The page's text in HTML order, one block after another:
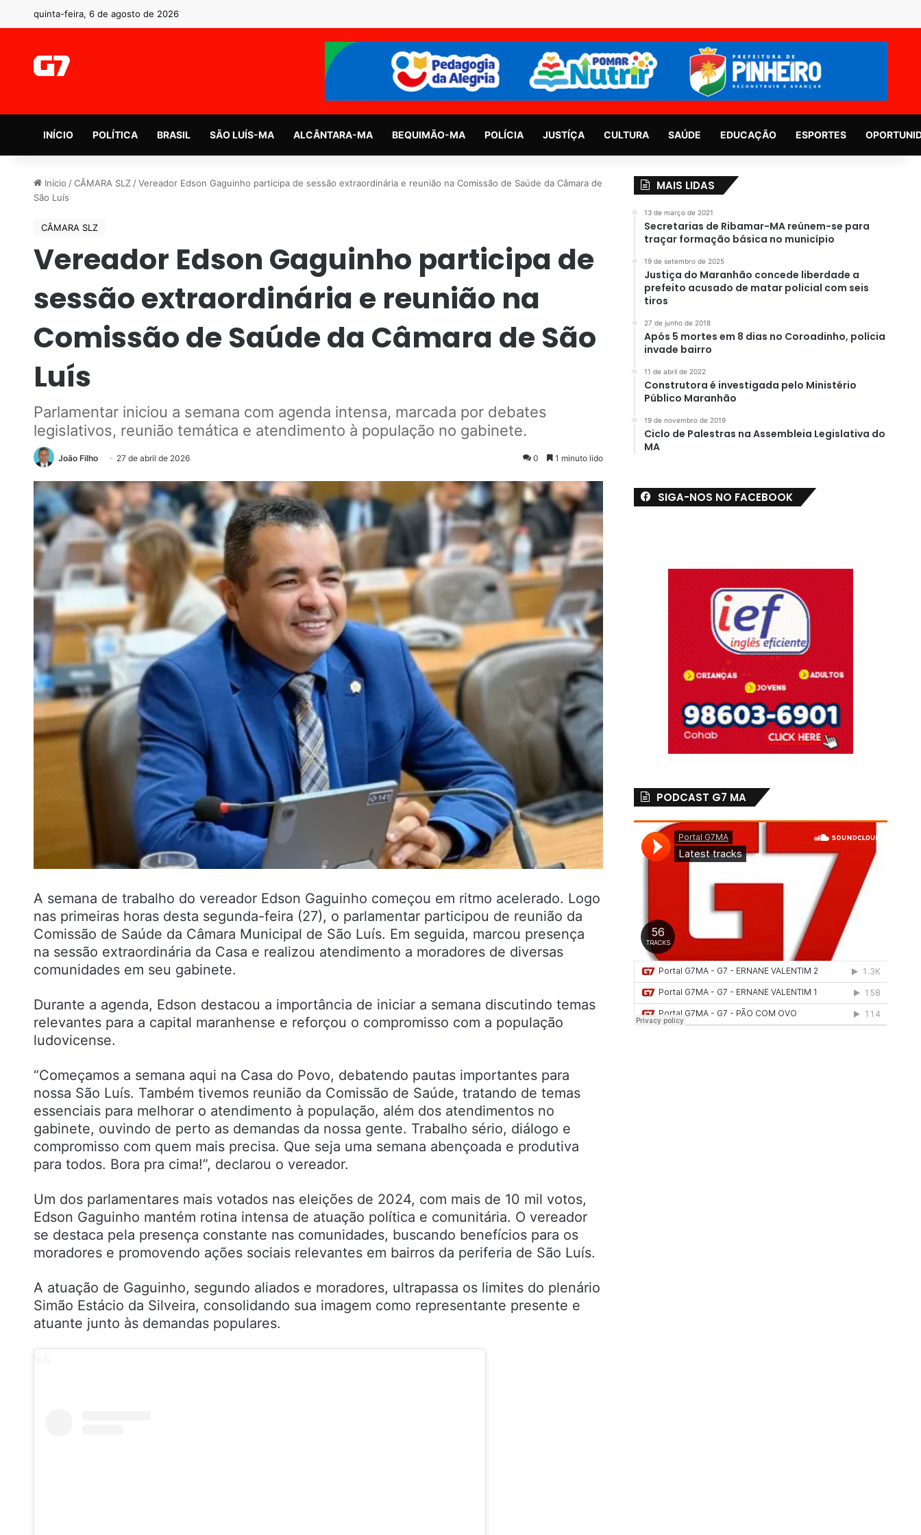
quinta-feira, 6 de agosto de 2026
INÍCIO POLÍTICA BRASIL SÃO LUÍS-MA ALCÂNTARA-MA BEQUIMÃO-MA POLÍCIA JUSTÍÇA CULTURA SAÚDE EDUCAÇÃO ESPORTES
Início / CÂMARA SLZ / Vereador Edson Gaguinho participa de sessão extraordinária e reunião na Comissão de Saúde da Câmara de
São Luís
CÂMARA SLZ
Vereador Edson Gaguinho participa de
sessão extraordinária e reunião na
Comissão de Saúde da Câmara de São
Luís
Parlamentar iniciou a semana com agenda intensa, marcada por debates
legislativos, reunião temática e atendimento à população no gabinete.
João Filho 27 de abril de 2026 0 1 minuto lido
A semana de trabalho do vereador Edson Gaguinho começou em ritmo acelerado. Logo
nas primeiras horas desta segunda-feira (27), o parlamentar participou de reunião da
Comissão de Saúde da Câmara Municipal de São Luís. Em seguida, marcou presença
na sessão extraordinária da Casa e realizou atendimento a moradores de diversas
comunidades em seu gabinete.
Durante a agenda, Edson destacou a importância de iniciar a semana discutindo temas
relevantes para a capital maranhense e reforçou o compromisso com a população
ludovicense.
“Começamos a semana aqui na Casa do Povo, debatendo pautas importantes para
nossa São Luís. Também tivemos reunião da Comissão de Saúde, tratando de temas
essenciais para melhorar o atendimento à população, além dos atendimentos no
gabinete, ouvindo de perto as demandas da nossa gente. Trabalho sério, diálogo e
compromisso com quem mais precisa. Que seja uma semana abençoada e produtiva
para todos. Bora pra cima!”, declarou o vereador.
Um dos parlamentares mais votados nas eleições de 2024, com mais de 10 mil votos,
Edson Gaguinho mantém rotina intensa de atuação política e comunitária. O vereador
se destaca pela presença constante nas comunidades, buscando benefícios para os
moradores e promovendo ações sociais relevantes em bairros da periferia de São Luís.
A atuação de Gaguinho, segundo aliados e moradores, ultrapassa os limites do plenário
Simão Estácio da Silveira, consolidando sua imagem como representante presente e
atuante junto às demandas populares.
MAIS LIDAS
13 de março de 2021
Secretarias de Ribamar-MA reúnem-se para
traçar formação básica no município
19 de setembro de 2025
Justiça do Maranhão concede liberdade a
prefeito acusado de matar policial com seis
tiros
27 de junho de 2018
Após 5 mortes em 8 dias no Coroadinho, polícia
invade bairro
11 de abril de 2022
Construtora é investigada pelo Ministério
Público Maranhão
19 de novembro de 2019
Ciclo de Palestras na Assembleia Legislativa do
MA
SIGA-NOS NO FACEBOOK
PODCAST G7 MA